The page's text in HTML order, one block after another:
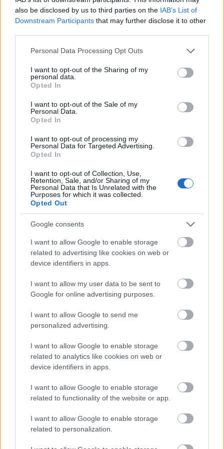
also be disclosed by us to third parties on the IAB’s List of
Downstream Participants that may further disclose it to other
Please note that this website/app uses one or more Google
not limited to your visit or usage behaviour. You may click to
grant or deny consent to Google and its third-party tags to
use your data for below specified purposes in below Google
consent section.
Personal Data Processing Opt Outs
I want to opt-out of the Sharing of my
personal data.
Opted In
I want to opt-out of the Sale of my
Personal Data.
Opted In
I want to opt-out of processing my
Personal Data for Targeted Advertising.
Opted In
I want to opt-out of Collection, Use,
Retention, Sale, and/or Sharing of my
Personal Data that Is Unrelated with the
Purposes for which it was collected.
Opted Out
Google consents
I want to allow Google to enable storage
related to advertising like cookies on web or
device identifiers in apps.
I want to allow my user data to be sent to
Google for online advertising purposes.
I want to allow Google to send me
personalized advertising.
I want to allow Google to enable storage
related to analytics like cookies on web or
device identifiers in apps.
I want to allow Google to enable storage
related to functionality of the website or app.
I want to allow Google to enable storage
related to personalization.
Viber:+306909196125
Στείλε μήνυμα στο Viber
Ακολουθήστε μας για όλες τις
και το Google News
Από το Δίκτυο
Frozen yogurt ή παγωτό; Ποιο είναι τελικά πιο υγιεινό